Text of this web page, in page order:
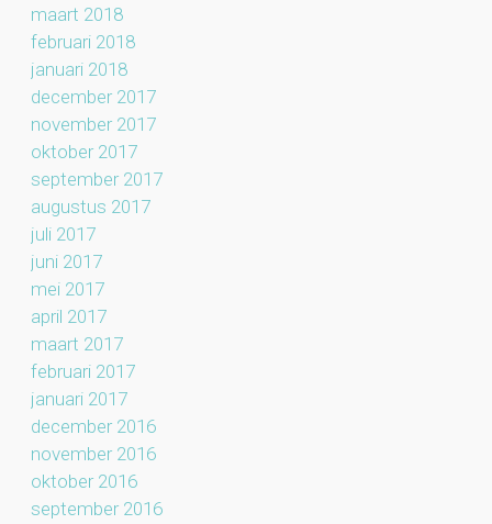
maart 2018
februari 2018
januari 2018
december 2017
november 2017
oktober 2017
september 2017
augustus 2017
juli 2017
juni 2017
mei 2017
april 2017
maart 2017
februari 2017
januari 2017
december 2016
november 2016
oktober 2016
september 2016